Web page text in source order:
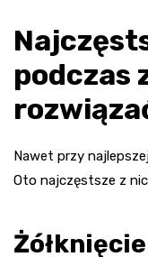
podczas
Nawet przy
Oto najczęstsze z